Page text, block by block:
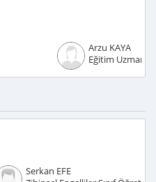
Arzu KAYA
Eğitim Uzmanı
Serkan EFE